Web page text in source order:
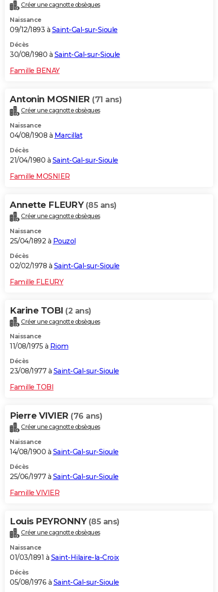
Créer une cagnotte obsèques
Naissance
09/12/1893 à Saint-Gal-sur-Sioule
Décès
30/08/1980 à Saint-Gal-sur-Sioule
Famille BENAY
Antonin MOSNIER (71 ans)
Créer une cagnotte obsèques
Naissance
04/08/1908 à Marcillat
Décès
21/04/1980 à Saint-Gal-sur-Sioule
Famille MOSNIER
Annette FLEURY (85 ans)
Créer une cagnotte obsèques
Naissance
25/04/1892 à Pouzol
Décès
02/02/1978 à Saint-Gal-sur-Sioule
Famille FLEURY
Karine TOBI (2 ans)
Créer une cagnotte obsèques
Naissance
11/08/1975 à Riom
Décès
23/08/1977 à Saint-Gal-sur-Sioule
Famille TOBI
Pierre VIVIER (76 ans)
Créer une cagnotte obsèques
Naissance
14/08/1900 à Saint-Gal-sur-Sioule
Décès
25/06/1977 à Saint-Gal-sur-Sioule
Famille VIVIER
Louis PEYRONNY (85 ans)
Créer une cagnotte obsèques
Naissance
01/03/1891 à Saint-Hilaire-la-Croix
Décès
05/08/1976 à Saint-Gal-sur-Sioule